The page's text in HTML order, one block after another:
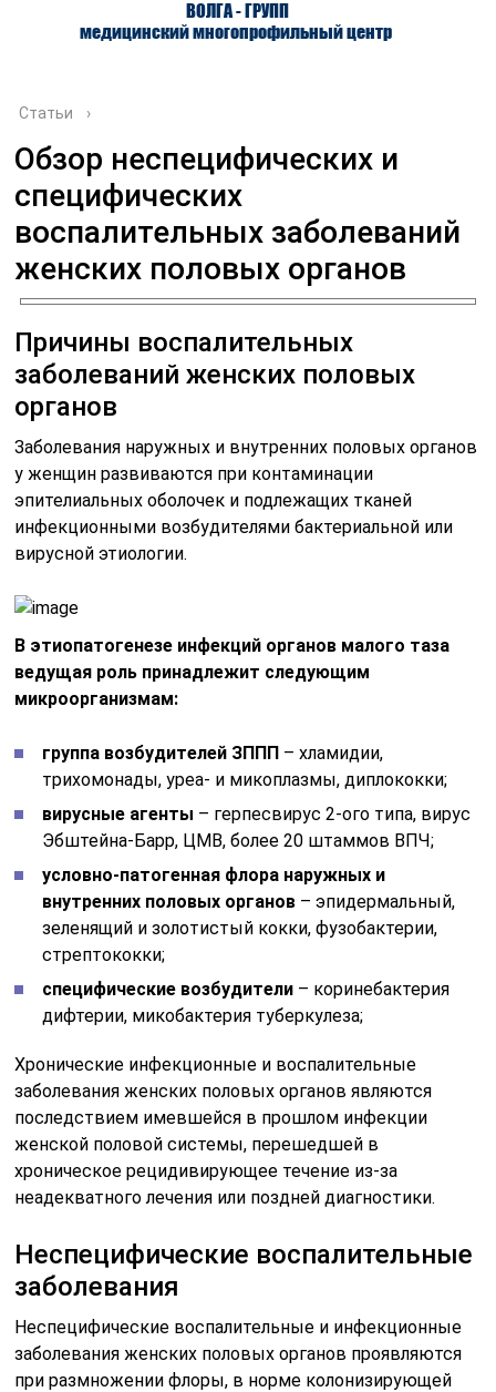
ВОЛГА - ГРУПП
медицинский многопрофильный центр
О ЦЕНТРЕ
Статьи ›
Обзор неспецифических и
специфических
воспалительных заболеваний
женских половых органов
Причины воспалительных
заболеваний женских половых
органов
Заболевания наружных и внутренних половых органов
у женщин развиваются при контаминации
эпителиальных оболочек и подлежащих тканей
инфекционными возбудителями бактериальной или
вирусной этиологии.
В этиопатогенезе инфекций органов малого таза
ведущая роль принадлежит следующим
микроорганизмам:
группа возбудителей ЗППП – хламидии,
трихомонады, уреа- и микоплазмы, диплококки;
вирусные агенты – герпесвирус 2-ого типа, вирус
Эбштейна-Барр, ЦМВ, более 20 штаммов ВПЧ;
условно-патогенная флора наружных и
внутренних половых органов – эпидермальный,
зеленящий и золотистый кокки, фузобактерии,
стрептококки;
специфические возбудители – коринебактерия
дифтерии, микобактерия туберкулеза;
Хронические инфекционные и воспалительные
заболевания женских половых органов являются
последствием имевшейся в прошлом инфекции
женской половой системы, перешедшей в
хроническое рецидивирующее течение из-за
неадекватного лечения или поздней диагностики.
Неспецифические воспалительные
заболевания
Неспецифические воспалительные и инфекционные
заболевания женских половых органов проявляются
при размножении флоры, в норме колонизирующей